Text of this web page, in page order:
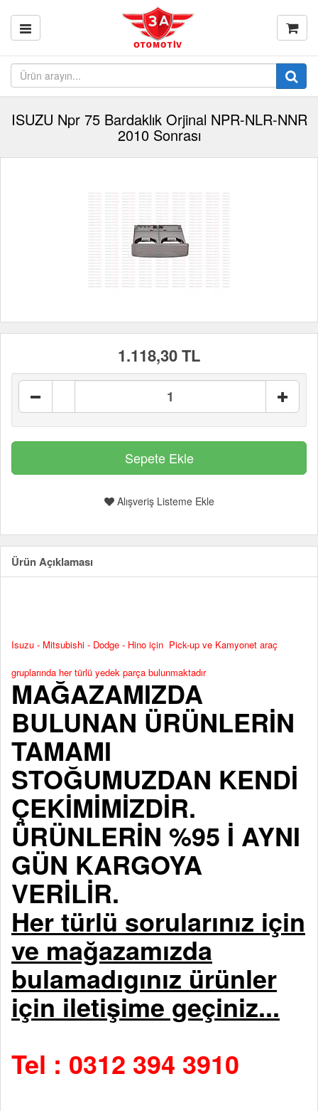
ISUZU Npr 75 Bardaklık Orjinal NPR-NLR-NNR
2010 Sonrası
1.118,30 TL
Alışveriş Listeme Ekle
Ürün Açıklaması
Isuzu - Mitsubishi - Dodge - Hino için Pick-up ve Kamyonet araç
gruplarında her türlü yedek parça bulunmaktadır
MAĞAZAMIZDA
BULUNAN ÜRÜNLERİN
TAMAMI
STOĞUMUZDAN KENDİ
ÇEKİMİMİZDİR.
ÜRÜNLERİN %95 İ AYNI
GÜN KARGOYA
VERİLİR.
Her türlü sorularınız için
ve mağazamızda
bulamadıgınız ürünler
için iletişime geçiniz...
Tel : 0312 394 3910